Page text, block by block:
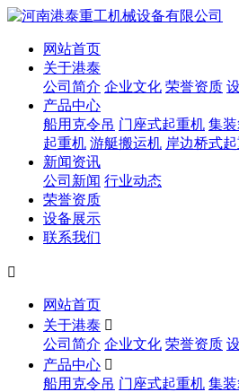
网站首页
关于港泰
公司简介 企业文化 荣誉资质
产品中心
船用克令吊 门座式起重机 集
起重机 游艇搬运机 岸边桥式
新闻资讯
公司新闻 行业动态
荣誉资质
设备展示
联系我们

网站首页
关于港泰 
公司简介 企业文化 荣誉资质
产品中心 
船用克令吊 门座式起重机 集